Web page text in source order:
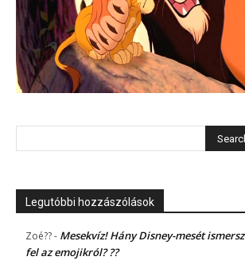
Legutóbbi hozzászólások
Zoé??- Mesekvíz! Hány Disney-mesét ismersz
fel az emojikról? ??